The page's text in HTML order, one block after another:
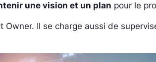
une vision et un plan pour le
Owner. Il se charge aussi de